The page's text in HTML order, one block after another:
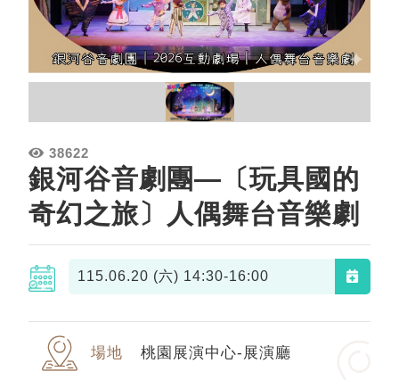
38622
銀河谷音劇團—〔玩具國的
奇幻之旅〕人偶舞台音樂劇
115.06.20 (六) 14:30-16:00
場地 桃園展演中心-展演廳